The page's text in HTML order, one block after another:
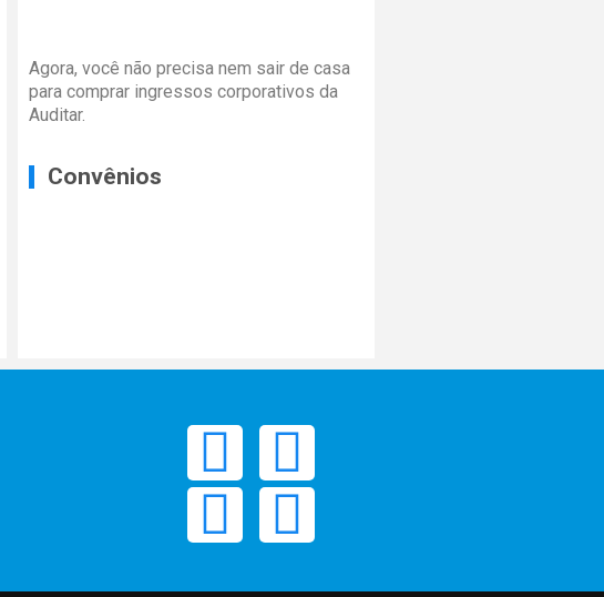
Agora, você não precisa nem sair de casa
para comprar ingressos corporativos da
Auditar.
Convênios